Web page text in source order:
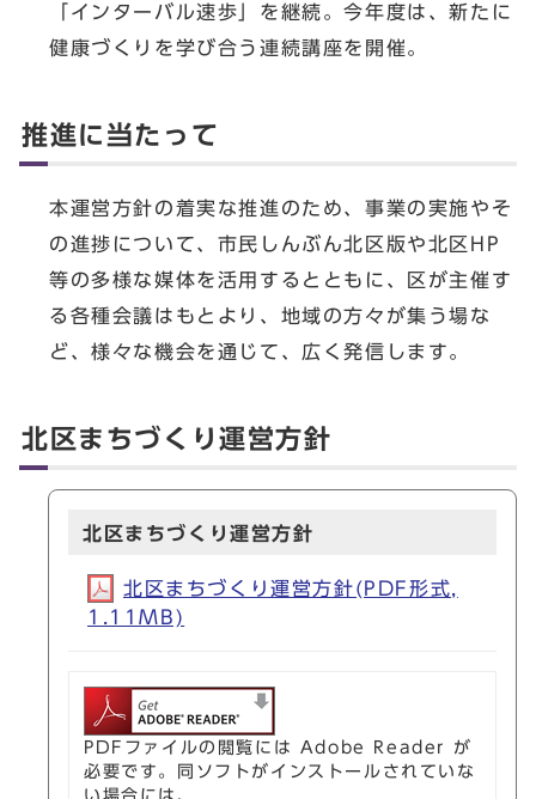
「インターバル速歩」を継続。今年度は、新たに
健康づくりを学び合う連続講座を開催。
推進に当たって
本運営方針の着実な推進のため、事業の実施やそ
の進捗について、市民しんぶん北区版や北区HP
等の多様な媒体を活用するとともに、区が主催す
る各種会議はもとより、地域の方々が集う場な
ど、様々な機会を通じて、広く発信します。
北区まちづくり運営方針
北区まちづくり運営方針
北区まちづくり運営方針(PDF形式,
1.11MB)
PDFファイルの閲覧には Adobe Reader が
必要です。同ソフトがインストールされていな
い場合には、